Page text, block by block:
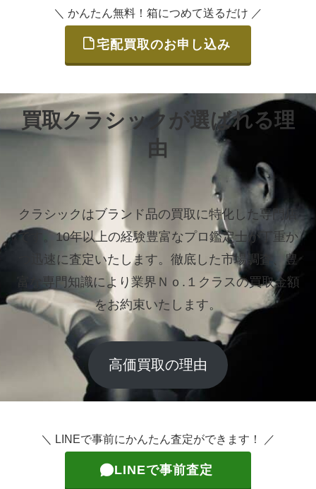
＼ かんたん無料！箱につめて送るだけ ／
宅配買取のお申し込み
買取クラシックが選ばれる理
由
クラシックはブランド品の買取に特化した専門店
です。10年以上の経験豊富なプロ鑑定士が丁重か
つ迅速に査定いたします。 徹底した市場調査、豊
富な専門知識により業界Ｎｏ.１クラスの買取金額
をお約束いたします。
高価買取の理由
＼ LINEで事前にかんたん査定ができます！ ／
LINEで事前査定